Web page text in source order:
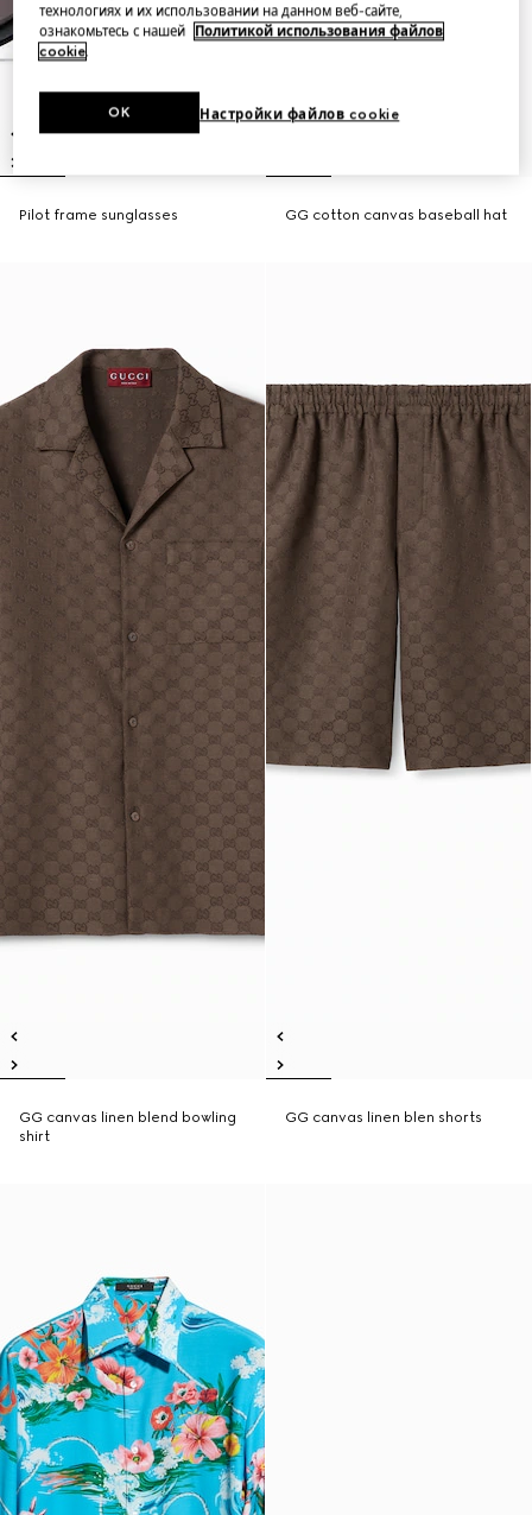
Pilot frame sunglasses GG cotton canvas baseball hat
GG canvas linen blend bowling
shirt
GG canvas linen blen shorts
технологиях и их использовании на данном веб-сайте,
ознакомьтесь с нашей
Политикой использования файлов
cookie.
Настройки файлов cookie
OK